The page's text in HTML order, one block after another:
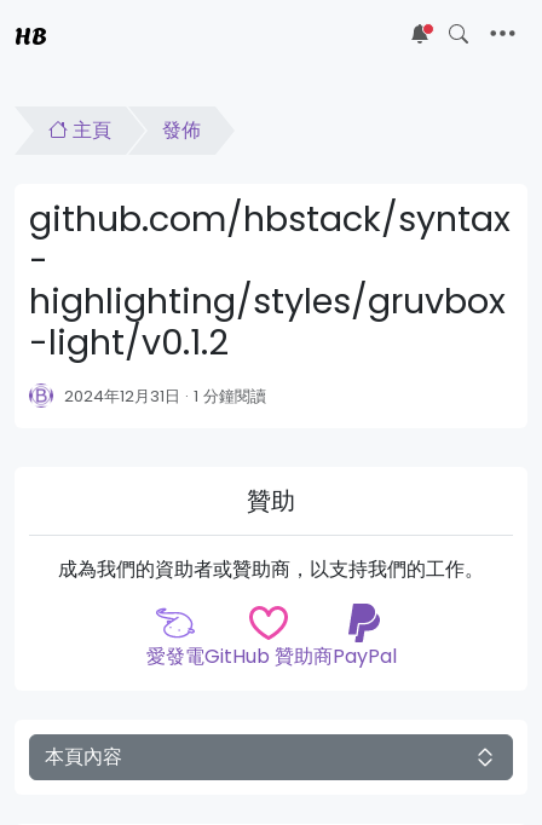
HB 5
主頁 發佈
github.com/hbstack/syntax
-
highlighting/styles/gruvbox
-light/v0.1.2
2024年12月31日 1 分鐘閱讀
贊助
成為我們的資助者或贊助商，以支持我們的工作。
愛發電GitHub 贊助商PayPal
本頁內容